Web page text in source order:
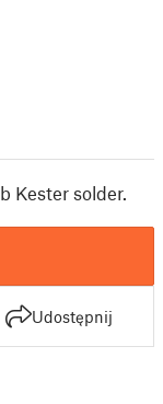
Kester solder.
Udostępnij